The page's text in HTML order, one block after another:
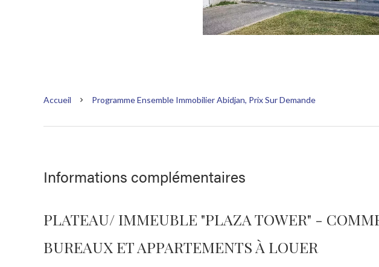
Accueil Programme Ensemble Immobilier Abidjan, Prix Sur Demande
Informations complémentaires
PLATEAU/ IMMEUBLE "PLAZA TOWER" -
BUREAUX ET APPARTEMENTS À LOUER